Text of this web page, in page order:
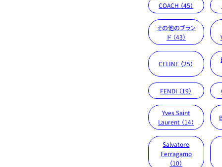
COACH （45）
その他のブラン
ド （43）
CELINE （25）
FENDI （19）
Yves Saint
Laurent （14）
Salvatore
Ferragamo
（10）